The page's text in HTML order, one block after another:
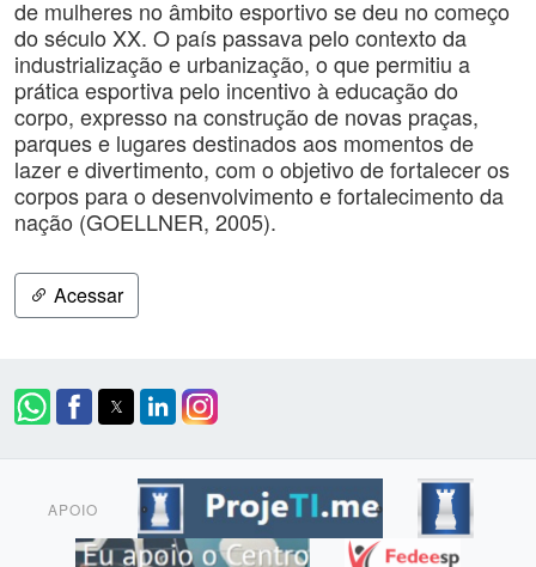
de mulheres no âmbito esportivo se deu no começo
do século XX. O país passava pelo contexto da
industrialização e urbanização, o que permitiu a
prática esportiva pelo incentivo à educação do
corpo, expresso na construção de novas praças,
parques e lugares destinados aos momentos de
lazer e divertimento, com o objetivo de fortalecer os
corpos para o desenvolvimento e fortalecimento da
nação (GOELLNER, 2005).
Acessar
APOIO